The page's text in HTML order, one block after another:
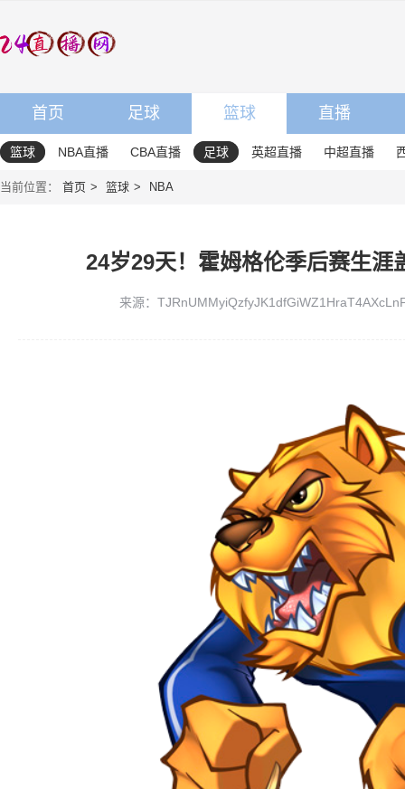
首页 足球 篮球 直播
篮球 NBA直播 CBA直播 足球 英超直播 中超直播
当前位置： 首页 篮球 NBA
24岁29天！霍姆格伦季后赛生涯
来源：